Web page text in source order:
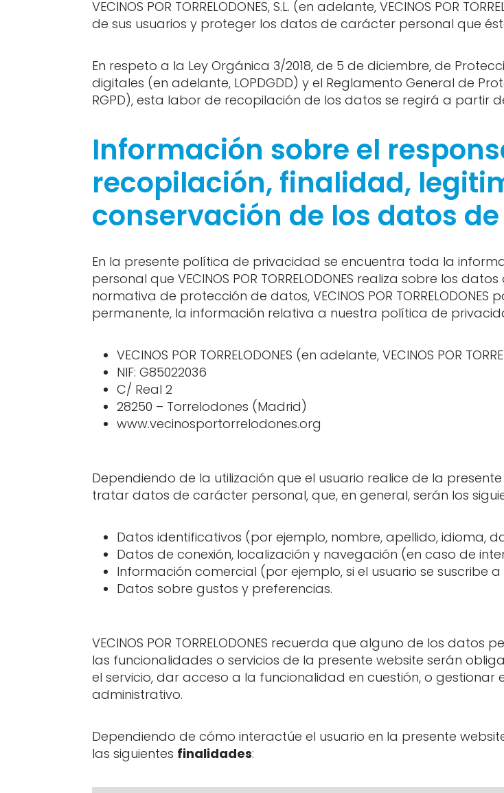
VECINOS POR TORRELODONES, S.L. (en adelante, VECINOS POR
de sus usuarios y proteger los datos de carácter personal que éstos
En respeto a la Ley Orgánica 3/2018, de 5 de diciembre, de
digitales (en adelante, LOPDGDD) y el Reglamento General de
RGPD), esta labor de recopilación de los datos se regirá a partir
Información sobre el
recopilación, finalidad,
conservación de los datos
En la presente política de privacidad se encuentra toda la
personal que VECINOS POR TORRELODONES realiza sobre los
normativa de protección de datos, VECINOS POR
permanente, la información relativa a nuestra política de
VECINOS POR TORRELODONES (en adelante, VECINOS POR
NIF: G85022036
C/ Real 2
28250 – Torrelodones (Madrid)
www.vecinosportorrelodones.org
Dependiendo de la utilización que el usuario realice de la presente
tratar datos de carácter personal, que, en general, serán los
Datos identificativos (por ejemplo, nombre, apellido, idioma,
Datos de conexión, localización y navegación (en caso de
Información comercial (por ejemplo, si el usuario se suscribe
Datos sobre gustos y preferencias.
VECINOS POR TORRELODONES recuerda que alguno de los
las funcionalidades o servicios de la presente website serán
el servicio, dar acceso a la funcionalidad en cuestión, o
administrativo.
Dependiendo de cómo interactúe el usuario en la presente
las siguientes finalidades: